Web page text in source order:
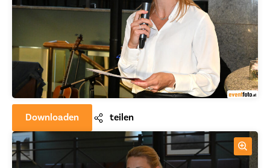
Downloaden teilen